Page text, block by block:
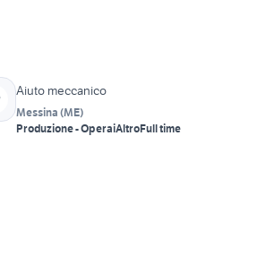
Aiuto meccanico
Messina (ME)
Produzione - OperaiAltroFull time